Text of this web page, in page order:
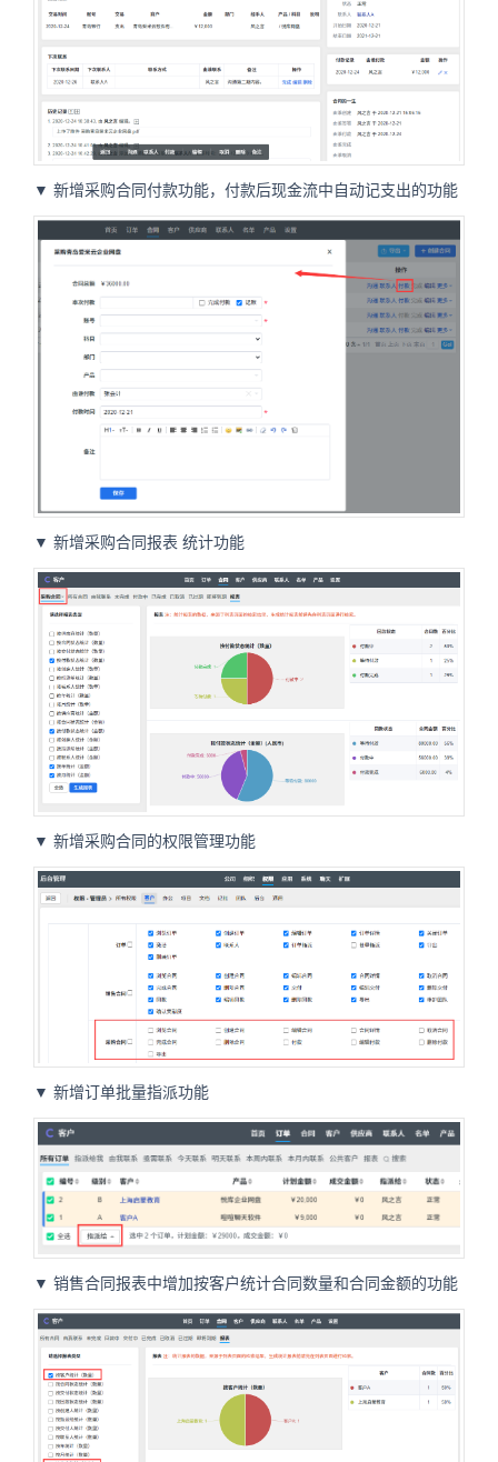
▼ 新增采购合同付款功能，付款后现金流中自动记支出的功能
▼ 新增采购合同报表 统计功能
▼ 新增采购合同的权限管理功能
▼ 新增订单批量指派功能
▼ 销售合同报表中增加按客户统计合同数量和合同金额的功能